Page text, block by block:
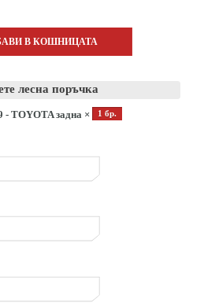
лесна поръчка
- TOYOTA задна × 1 бр.